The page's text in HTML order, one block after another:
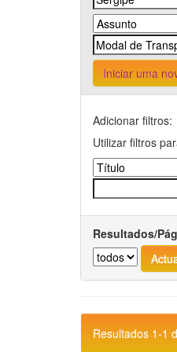
Iniciar uma
Adicionar filtros:
Utilizar filtros
Resultados/
Resultados 1-1